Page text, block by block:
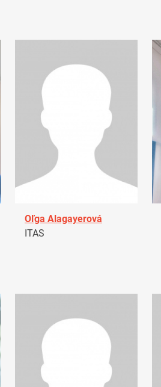
Oľga Alagayerová
ITAS